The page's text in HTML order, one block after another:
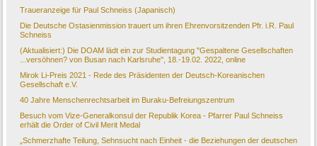
Traueranzeige für Paul Schneiss (Japanisch)
Die Deutsche Ostasienmission trauert um ihren Ehrenvorsitzenden Pfr. i.R. Paul
Schneiss
(Aktualisiert:) Die DOAM lädt ein zur Studientagung "Gespaltene Gesellschaften
...versöhnen? von Busan nach Karlsruhe", 18.-19.02. 2022, online
Mirok Li-Preis 2021 - Rede des Präsidenten der Deutsch-Koreanischen
Gesellschaft e.V.
40 Jahre Menschenrechtsarbeit im Buraku-Befreiungszentrum
Besuch vom Vize-Generalkonsul der Republik Korea - Pfarrer Paul Schneiss
erhält die Order of Civil Merit Medal
„Schmerzhafte Teilung, Sehnsucht nach Einheit - die Beziehungen der deutschen